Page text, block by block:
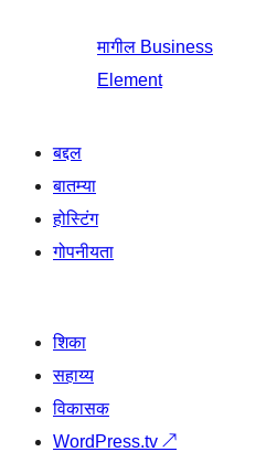
मागील Business
Element
बद्दल
बातम्या
होस्टिंग
गोपनीयता
शिका
सहाय्य
विकासक
WordPress.tv ↗